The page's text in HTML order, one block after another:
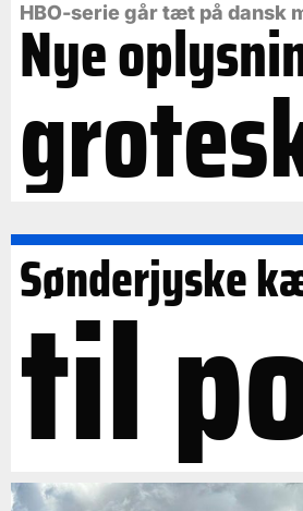
HBO-serie går tæt på dansk
Nye
Sønderjyske
til